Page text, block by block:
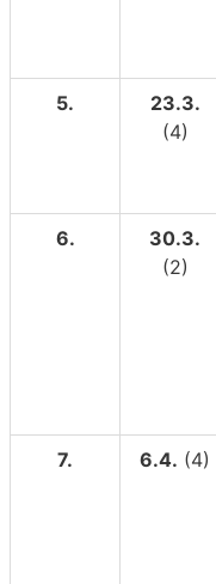
5.
23.3.
(4)
6.
30.3.
(2)
7. 6.4. (4)